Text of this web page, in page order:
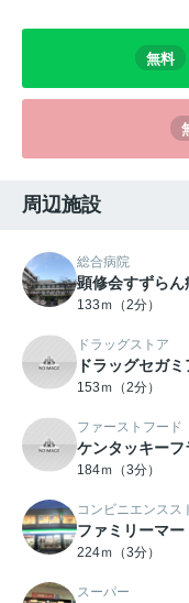
無料
周辺施設
総合病院
顕修会すずらん
133ｍ（2分）
ドラッグストア
ドラッグセガ
153ｍ（2分）
ファーストフード
ケンタッキー
184ｍ（3分）
コンビニエンスス
ファミリーマ
224ｍ（3分）
スーパー